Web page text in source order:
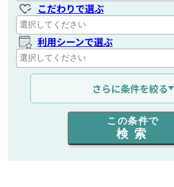
こだわりで選ぶ
利用シーンで選ぶ
通信距離を選ぶ
出力を選ぶ
同時通話人数を選ぶ
さらに条件を絞る
この条件で
検索